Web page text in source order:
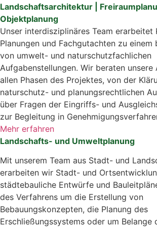
Landschaftsarchitektur |
Objektplanung
Unser interdisziplinäres Team erarbeitet
Planungen und Fachgutachten zu einem
von umwelt- und naturschutzfachlichen
Aufgabenstellungen. Wir beraten
allen Phasen des Projektes, von der
naturschutz- und planungsrechtlichen
über Fragen der Eingriffs- und
zur Begleitung in
Mehr erfahren
Landschafts- und Umweltplanung
Mit unserem Team aus Stadt- und
erarbeiten wir Stadt- und
städtebauliche Entwürfe und
des Verfahrens um die Erstellung von
Bebauungskonzepten, die Planung des
Erschließungssystems oder um Belange